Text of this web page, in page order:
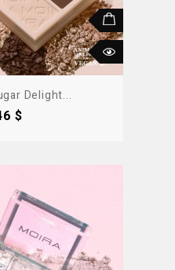
Delight...
$